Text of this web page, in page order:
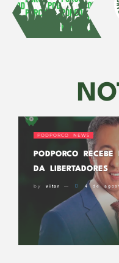
PODPORCO NEWS
PODPORCO
DA LIBERTADORES
by vitor 4 de